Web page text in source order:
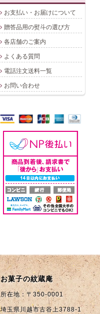
お支払い・お届けについて
贈答品用の熨斗の選び方
各店舗のご案内
よくある質問
電話注文送料一覧
お問い合わせ
お菓子の紋蔵庵
所在地：〒350-0001
埼玉県川越市古谷上3788-1